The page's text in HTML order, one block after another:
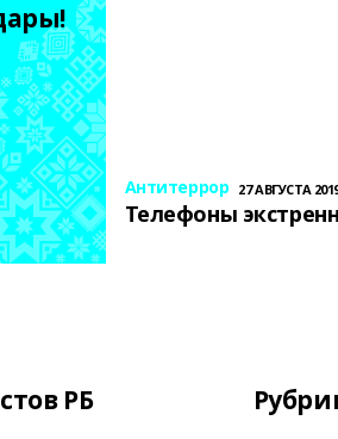
Антитеррор 27 АВГУСТА
Телефоны
РБ